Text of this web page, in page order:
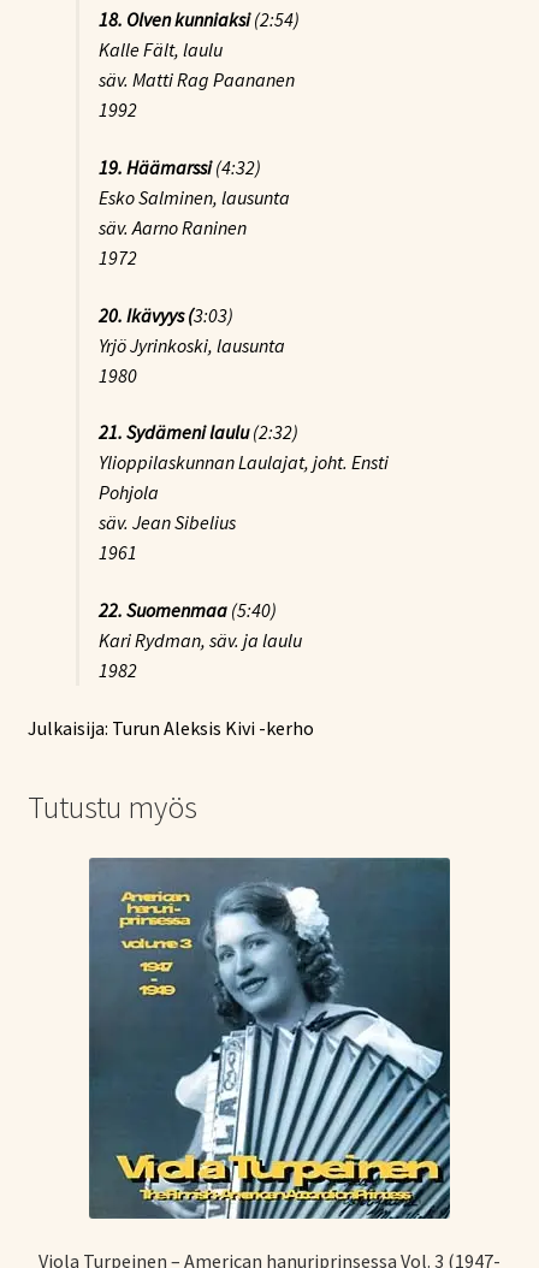
18. Olven kunniaksi(2:54)
Kalle Fält, laulu
säv. Matti Rag Paananen
1992
19. Häämarssi(4:32)
Esko Salminen, lausunta
säv. Aarno Raninen
1972
20. Ikävyys (3:03)
Yrjö Jyrinkoski, lausunta
1980
21. Sydämeni laulu(2:32)
Ylioppilaskunnan Laulajat, joht. Ensti
Pohjola
säv. Jean Sibelius
1961
22. Suomenmaa (5:40)
Kari Rydman, säv. ja laulu
1982
Julkaisija: Turun Aleksis Kivi -kerho
Tutustu myös
Viola Turpeinen – American hanuriprinsessa Vol. 3 (1947-